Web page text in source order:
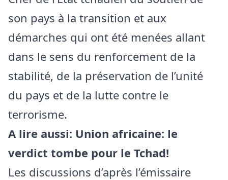
son pays à la transition et aux
démarches qui ont été menées allant
dans le sens du renforcement de la
stabilité, de la préservation de l’unité
du pays et de la lutte contre le
terrorisme.
A lire aussi: Union africaine: le
verdict tombe pour le Tchad!
Les discussions d’après l’émissaire